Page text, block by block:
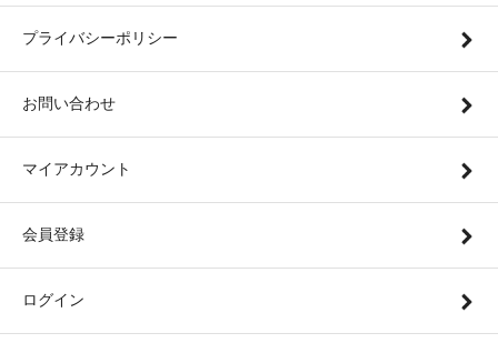
プライバシーポリシー
お問い合わせ
マイアカウント
会員登録
ログイン